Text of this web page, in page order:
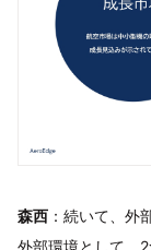
森西 ：続いて、外